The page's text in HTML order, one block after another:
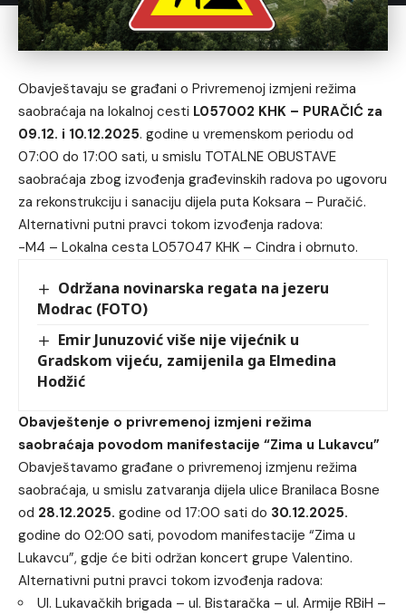
Obavještavaju se građani o Privremenoj izmjeni režima
saobraćaja na lokalnoj cesti L057002 KHK – PURAČIĆ za
09.12. i 10.12.2025. godine u vremenskom periodu od
07:00 do 17:00 sati, u smislu TOTALNE OBUSTAVE
saobraćaja zbog izvođenja građevinskih radova po ugovoru
za rekonstrukciju i sanaciju dijela puta Koksara – Puračić.
Alternativni putni pravci tokom izvođenja radova:
-M4 – Lokalna cesta L057047 KHK – Cindra i obrnuto.
Održana novinarska regata na jezeru
Modrac (FOTO)
Emir Junuzović više nije vijećnik u
Gradskom vijeću, zamijenila ga Elmedina
Hodžić
Obavještenje o privremenoj izmjeni režima
saobraćaja povodom manifestacije “Zima u Lukavcu”
Obavještavamo građane o privremenoj izmjenu režima
saobraćaja, u smislu zatvaranja dijela ulice Branilaca Bosne
od 28.12.2025. godine od 17:00 sati do 30.12.2025.
godine do 02:00 sati, povodom manifestacije “Zima u
Lukavcu”, gdje će biti održan koncert grupe Valentino.
Alternativni putni pravci tokom izvođenja radova:
Ul. Lukavačkih brigada – ul. Bistaračka – ul. Armije RBiH –